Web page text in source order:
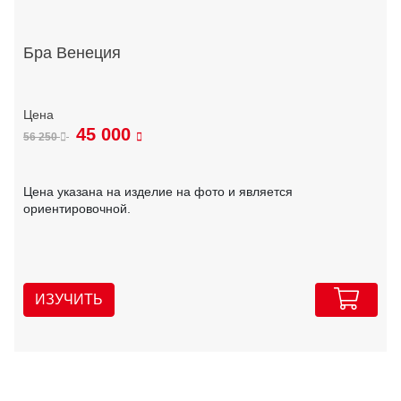
Бра Венеция
56 250 45 000
Цена указана на изделие на фото и является
ориентировочной.
ИЗУЧИТЬ